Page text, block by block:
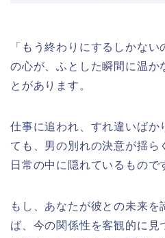
「もう終わりにするしかな
の心が、ふとした瞬間に温か
とがあります。
仕事に追われ、すれ違いばか
ても、男の別れの決意が揺ら
日常の中に隠れているもので
もし、あなたが彼との未来
ば、今の関係性を客観的に見